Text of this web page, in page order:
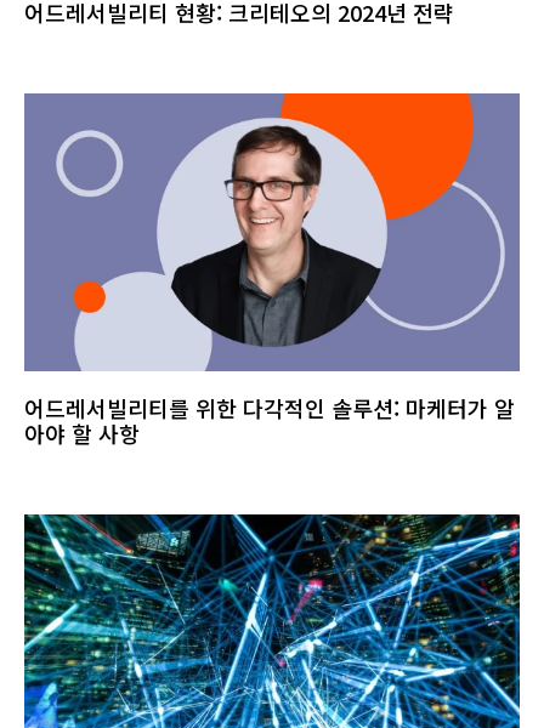
어드레서빌리티 현황: 크리테오의 2024년 전략
어드레서빌리티를 위한 다각적인 솔루션: 마케터가 알
아야 할 사항